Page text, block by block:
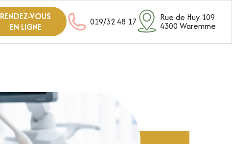
RENDEZ-VOUS
EN LIGNE
019/32 48 17 Rue de Huy 109
4300 Waremme